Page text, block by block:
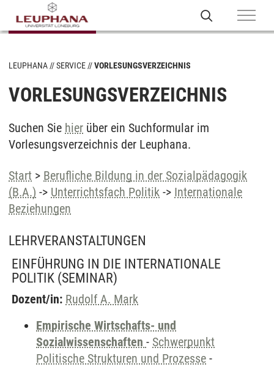
LEUPHANA SERVICE VORLESUNGSVERZEICHNIS
VORLESUNGSVERZEICHNIS
Suchen Sie hier über ein Suchformular im
Vorlesungsverzeichnis der Leuphana.
Start > Berufliche Bildung in der Sozialpädagogik
(B.A.) -> Unterrichtsfach Politik -> Internationale
Beziehungen
LEHRVERANSTALTUNGEN
EINFÜHRUNG IN DIE INTERNATIONALE
POLITIK (SEMINAR)
Dozent/in: Rudolf A. Mark
Empirische Wirtschafts- und
Sozialwissenschaften - Schwerpunkt
Politische Strukturen und Prozesse -